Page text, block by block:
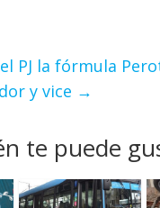
PJ la fórmula
y vice →
te puede